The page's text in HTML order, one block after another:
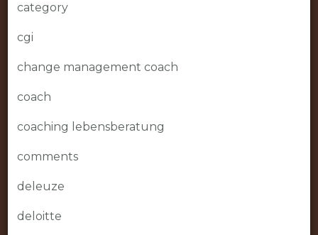
category
cgi
change management coach
coach
coaching lebensberatung
comments
deleuze
deloitte